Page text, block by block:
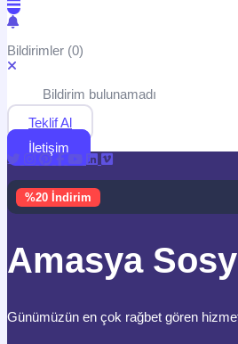
Bildirimler (0)
Bildirim bulunamadı
Teklif Al
İletişim
%20 İndirim
Amasya
Günümüzün en çok rağbet gören